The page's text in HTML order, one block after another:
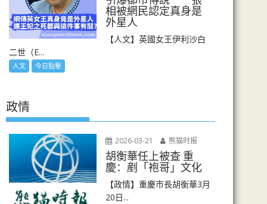
相被網民認定真身是
外星人
【人文】英國女王伊利沙白
二世（E...
人文 今日點擊
政情
2026-03-21 熊猫时报
胡衡華任上被查 重
慶：剷「袍哥」文化
【政情】重慶市長胡衡華3月
20日...